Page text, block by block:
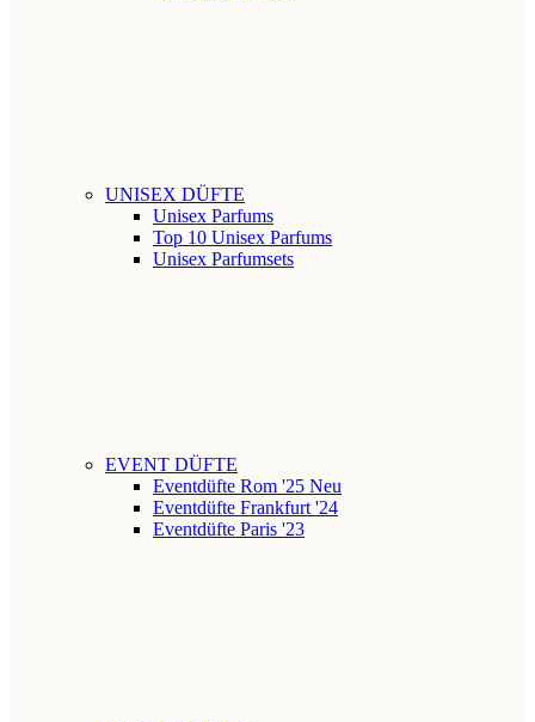
UNISEX DÜFTE
Unisex Parfums
Top 10 Unisex Parfums
Unisex Parfumsets
EVENT DÜFTE
Eventdüfte Rom '25 Neu
Eventdüfte Frankfurt '24
Eventdüfte Paris '23